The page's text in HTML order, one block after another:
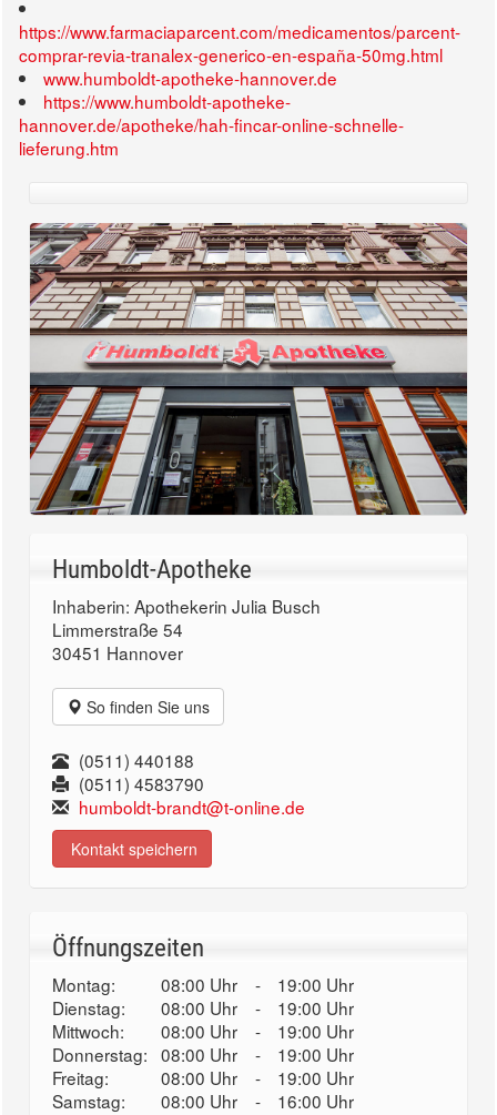
https://www.farmaciaparcent.com/medicamentos/parcent-
comprar-revia-tranalex-generico-en-españa-50mg.html
www.humboldt-apotheke-hannover.de
https://www.humboldt-apotheke-
hannover.de/apotheke/hah-fincar-online-schnelle-
lieferung.htm
Humboldt-Apotheke
Inhaberin: Apothekerin Julia Busch
Limmerstraße 54
30451 Hannover
So finden Sie uns
(0511) 440188
(0511) 4583790
humboldt-brandt@t-online.de
Kontakt speichern
Öffnungszeiten
Montag: 08:00 Uhr -
19:00 Uhr
Dienstag:
08:00 Uhr -
19:00 Uhr
Mittwoch:
08:00 Uhr -
19:00 Uhr
Donnerstag: 08:00 Uhr -
19:00 Uhr
Freitag:
08:00 Uhr -
19:00 Uhr
Samstag:
08:00 Uhr - 16:00 Uhr